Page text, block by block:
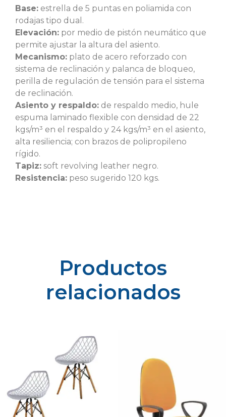
Base: estrella de 5 puntas en poliamida con
rodajas tipo dual.
Elevación: por medio de pistón neumático que
permite ajustar la altura del asiento.
Mecanismo: plato de acero reforzado con
sistema de reclinación y palanca de bloqueo,
perilla de regulación de tensión para el sistema
de reclinación.
Asiento y respaldo: de respaldo medio, hule
espuma laminado flexible con densidad de 22
kgs/m³ en el respaldo y 24 kgs/m³ en el asiento,
alta resiliencia; con brazos de polipropileno
rígido.
Tapiz: soft revolving leather negro.
Resistencia: peso sugerido 120 kgs.
Productos
relacionados